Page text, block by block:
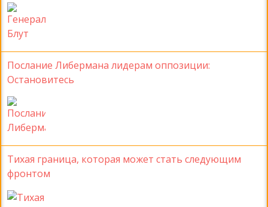
Послание Либермана лидерам оппозиции:
Остановитесь
Тихая граница, которая может стать следующим
фронтом